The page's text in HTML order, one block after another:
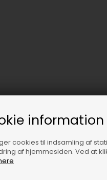
information
cookies til indsamling af
af hjemmesiden. Ved at